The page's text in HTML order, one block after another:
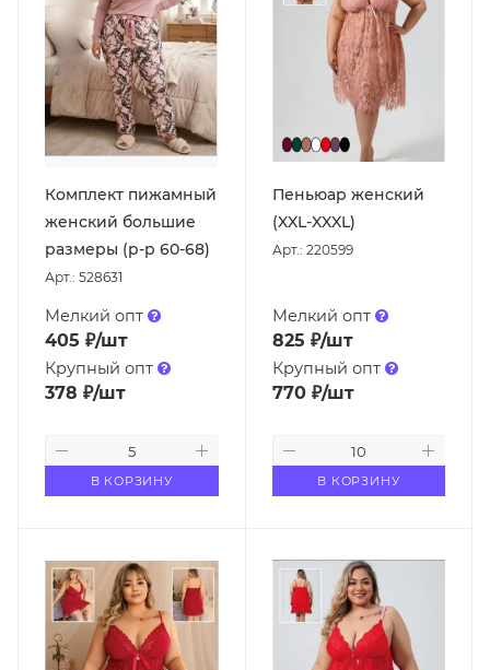
Комплект пижамный
женский большие
размеры (р-р 60-68)
Арт.: 528631
Мелкий опт
405 ₽/шт
Крупный опт
378 ₽/шт
В КОРЗИНУ
Пеньюар женский
(XXL-XXXL)
Арт.: 220599
Мелкий опт
825 ₽/шт
Крупный опт
770₽/шт
В КОРЗИНУ